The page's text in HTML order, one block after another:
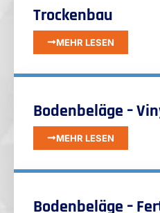
Trockenbau
MEHR LESEN
Bodenbeläge –
MEHR LESEN
Bodenbeläge –